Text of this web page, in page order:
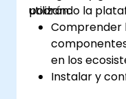
utilizando la
podrán:
Comprender
en los
Instalar y